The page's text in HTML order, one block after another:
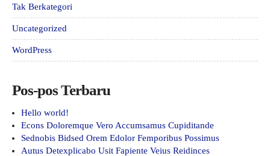
Tak Berkategori
Uncategorized
WordPress
Pos-pos Terbaru
Hello world!
Econs Doloremque Vero Accumsamus Cupiditande
Sednobis Bidsed Orem Edolor Femporibus Possimus
Autus Detexplicabo Usit Fapiente Veius Reidinces